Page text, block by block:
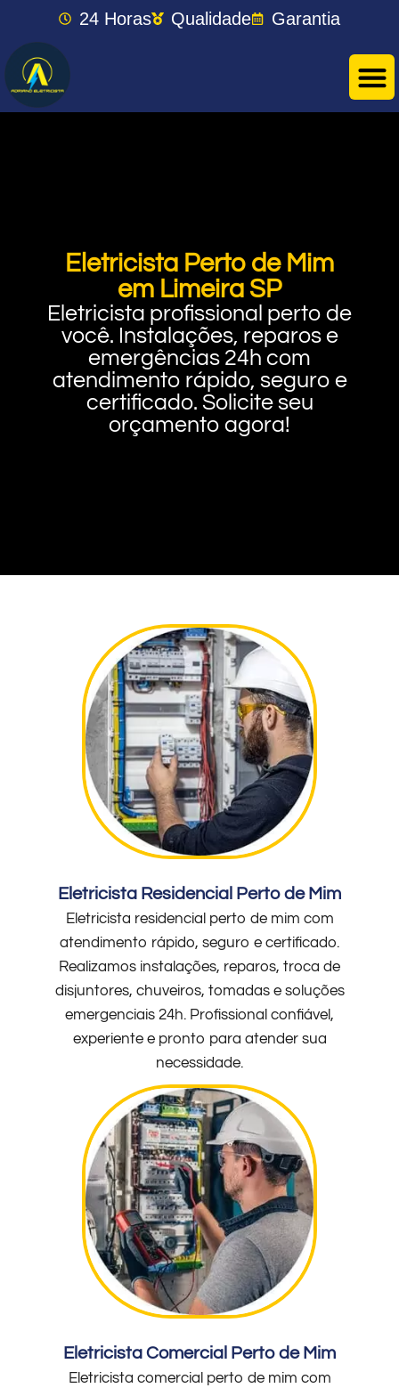
24 Horas Qualidade Garantia
Eletricista Perto de Mim
em Limeira SP
Eletricista profissional perto de
você. Instalações, reparos e
emergências 24h com
atendimento rápido, seguro e
certificado. Solicite seu
orçamento agora!
Eletricista Residencial Perto de Mim
Eletricista residencial perto de mim com
atendimento rápido, seguro e certificado.
Realizamos instalações, reparos, troca de
disjuntores, chuveiros, tomadas e soluções
emergenciais 24h. Profissional confiável,
experiente e pronto para atender sua
necessidade.
Eletricista Comercial Perto de Mim
Eletricista comercial perto de mim com